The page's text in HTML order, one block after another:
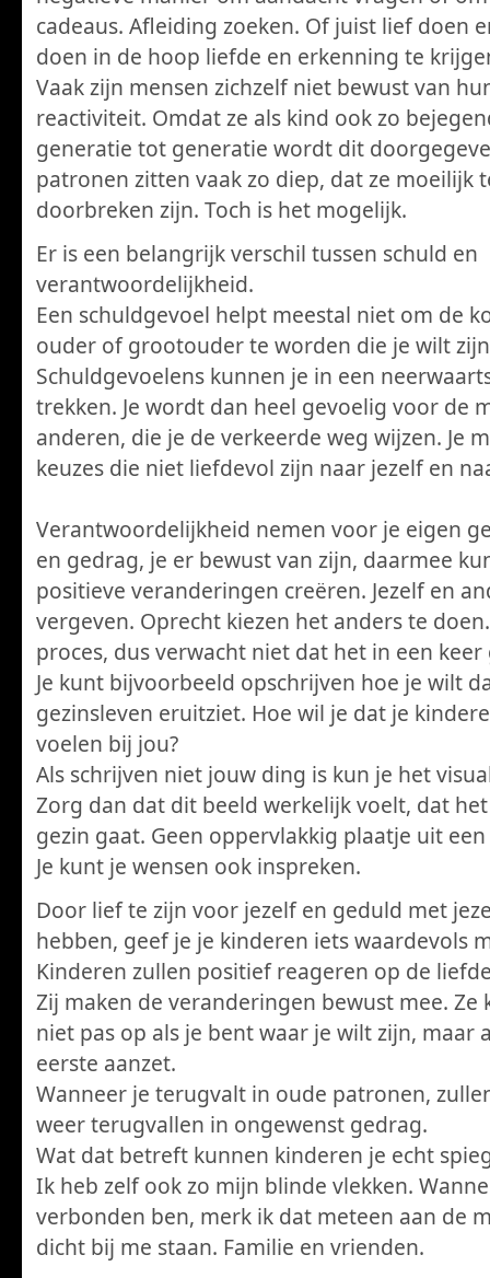
cadeaus. Afleiding zoeken. Of juist lief doen
doen in de hoop liefde en erkenning te
Vaak zijn mensen zichzelf niet bewust van
reactiviteit. Omdat ze als kind ook zo
generatie tot generatie wordt dit
patronen zitten vaak zo diep, dat ze moeilijk
doorbreken zijn. Toch is het mogelijk.
Er is een belangrijk verschil tussen schuld en
verantwoordelijkheid.
Een schuldgevoel helpt meestal niet om de
ouder of grootouder te worden die je wilt
Schuldgevoelens kunnen je in een
trekken. Je wordt dan heel gevoelig voor de
anderen, die je de verkeerde weg wijzen. Je
keuzes die niet liefdevol zijn naar jezelf en
Verantwoordelijkheid nemen voor je eigen
en gedrag, je er bewust van zijn, daarmee
positieve veranderingen creëren. Jezelf en
vergeven. Oprecht kiezen het anders te
proces, dus verwacht niet dat het in een
Je kunt bijvoorbeeld opschrijven hoe je wilt
gezinsleven eruitziet. Hoe wil je dat je
voelen bij jou?
Als schrijven niet jouw ding is kun je het
Zorg dan dat dit beeld werkelijk voelt, dat
gezin gaat. Geen oppervlakkig plaatje uit
Je kunt je wensen ook inspreken.
Door lief te zijn voor jezelf en geduld met
hebben, geef je je kinderen iets waardevols
Kinderen zullen positief reageren op de
Zij maken de veranderingen bewust mee. Ze
niet pas op als je bent waar je wilt zijn, maar
eerste aanzet.
Wanneer je terugvalt in oude patronen,
weer terugvallen in ongewenst gedrag.
Wat dat betreft kunnen kinderen je echt
Ik heb zelf ook zo mijn blinde vlekken.
verbonden ben, merk ik dat meteen aan de
dicht bij me staan. Familie en vrienden.